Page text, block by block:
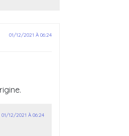
01/12/2021 À 06:24
01/12/2021 À 06:24